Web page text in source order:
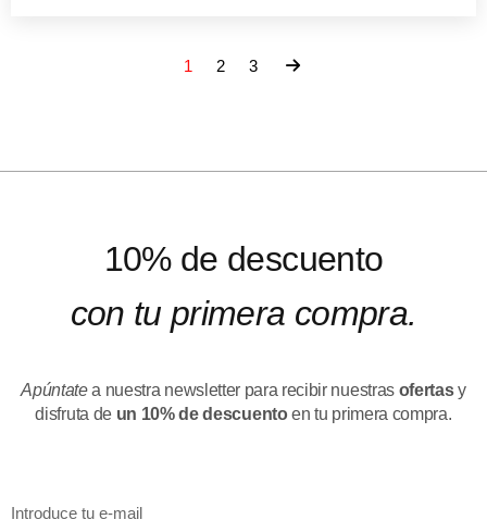
1 2 3
10% de descuento
con tu primera compra.
Apúntatea nuestra newsletter para recibir nuestras ofertasy
disfruta de un 10% de descuentoen tu primera compra.